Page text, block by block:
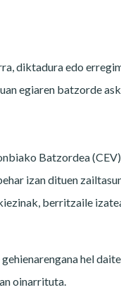
diktadura edo
egiaren batzorde
Batzordea
izan dituen
berritzaile
hel
oinarrituta.